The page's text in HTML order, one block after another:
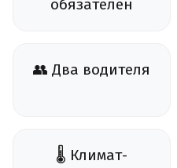
обязателен
👥 Два водителя
🌡️ Климат-